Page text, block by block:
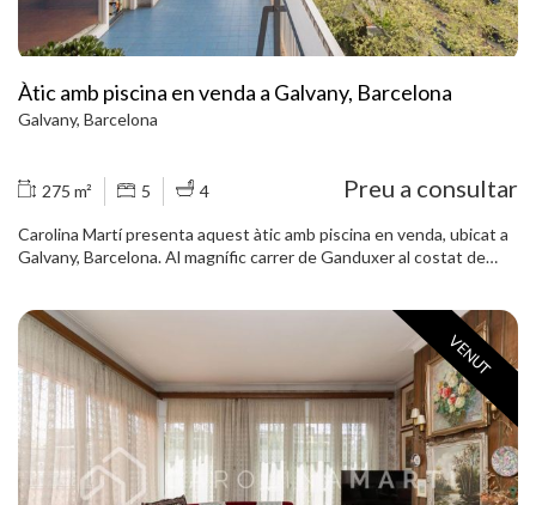
Àtic amb piscina en venda a Galvany, Barcelona
Galvany, Barcelona
275 m² 5 4 Preu a consultar
Carolina Martí presenta aquest àtic amb piscina en venda, ubicat a
Galvany, Barcelona. Al magnífic carrer de Ganduxer al costat de
metres es distribueixen en un saló gran en tres ambients, exterior
a la terrassa de 22 m2 i orientada al sud amb unes precioses vistes
a la muntanya. Aquesta és la zona més lluminosa de làtic. Al costat
del saló ubiquem la cuina tipus office amb safareig independent,
exterior i equipada amb electrodomèstics. La zona de servei
compta amb habitació i bany propi. L´àtic compta amb cinc
dormitoris i quatre banys complets. S'hi inclouen dues places de
pàrquing i traster. La finca compta amb servei de consergeria i
VENUT